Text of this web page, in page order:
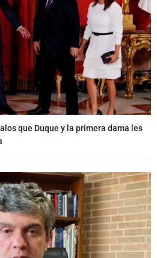
que Duque y la primera dama les